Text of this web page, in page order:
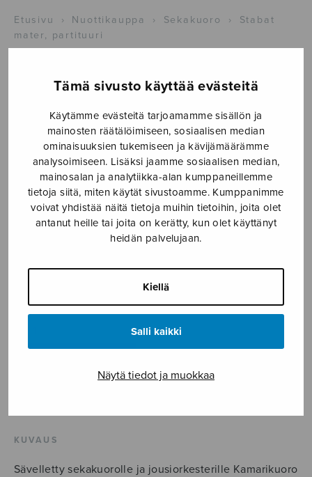
Tämä sivusto käyttää evästeitä
Käytämme evästeitä tarjoamamme sisällön ja
mainosten räätälöimiseen, sosiaalisen median
ominaisuuksien tukemiseen ja kävijämäärämme
analysoimiseen. Lisäksi jaamme sosiaalisen median,
mainosalan ja analytiikka-alan kumppaneillemme
tietoja siitä, miten käytät sivustoamme. Kumppanimme
voivat yhdistää näitä tietoja muihin tietoihin, joita olet
antanut heille tai joita on kerätty, kun olet käyttänyt
heidän palvelujaan.
Kiellä
Salli kaikki
Näytä tiedot ja muokkaa
Etusivu › Nuottikauppa › Sekakuoro ›
Stabat
mater, partituuri
Stabat mater,
partituuri
KUVAUS
Sävelletty sekakuorolle ja jousiorkesterille Kamarikuoro